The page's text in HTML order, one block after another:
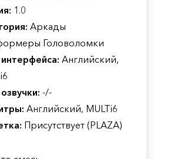
1.0
Аркады
Головоломки
Английский,
-/-
Английский, MULTi6
Присутствует (PLAZA)